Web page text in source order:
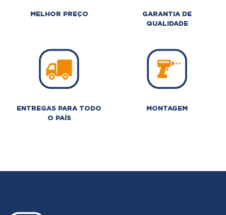
MELHOR PREÇO
GARANTIA DE
QUALIDADE
ENTREGAS PARA TODO
O PAÍS
MONTAGEM